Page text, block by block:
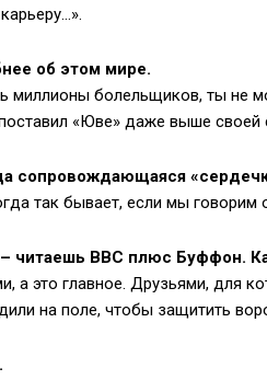
об этом мире.
миллионы болельщиков, ты не
«Юве» даже выше своей
сопровождающаяся
так бывает, если мы
читаешь BBC плюс Буффон.
а это главное. Друзьями, для
на поле, чтобы защитить